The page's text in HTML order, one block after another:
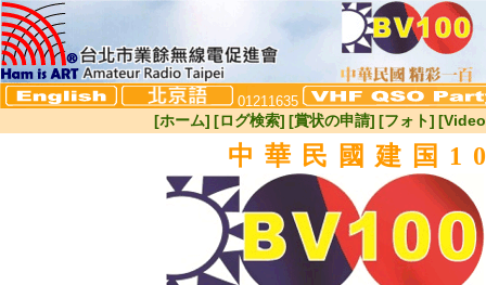
01211635
[ホーム] [ログ検索] [賞状の申請] [フォト]
中華民國建国